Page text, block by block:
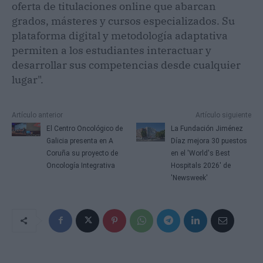
oferta de titulaciones online que abarcan
grados, másteres y cursos especializados. Su
plataforma digital y metodología adaptativa
permiten a los estudiantes interactuar y
desarrollar sus competencias desde cualquier
lugar".
Artículo anterior
El Centro Oncológico de
Galicia presenta en A
Coruña su proyecto de
Oncología Integrativa
Artículo siguiente
La Fundación Jiménez
Díaz mejora 30 puestos
en el 'World's Best
Hospitals 2026' de
'Newsweek'